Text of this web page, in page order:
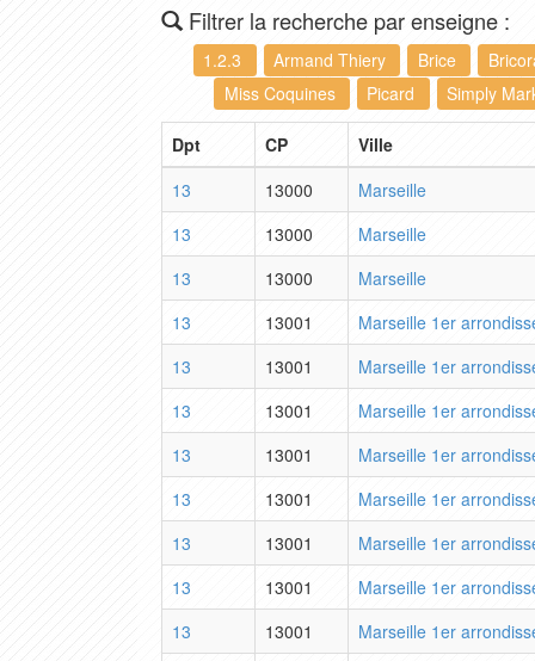
Filtrer la recherche par enseigne :
1.2.3 Armand Thiery Brice
Miss Coquines
Picard Simply
Dpt CP
Ville
13
13000
Marseille
13
13000
Marseille
13
13000
Marseille
13
13001
Marseille 1er
13
13001
Marseille 1er
13
13001
Marseille 1er
13
13001
Marseille 1er
13
13001
Marseille 1er
13
13001
Marseille 1er
13
13001
Marseille 1er
13
13001
Marseille 1er